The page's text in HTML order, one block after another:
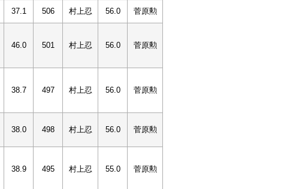
37.1 506 村上忍 56.0 菅原勲
46.0 501 村上忍 56.0 菅原勲
38.7 497 村上忍 56.0 菅原勲
38.0 498 村上忍 56.0 菅原勲
38.9 495 村上忍 55.0 菅原勲